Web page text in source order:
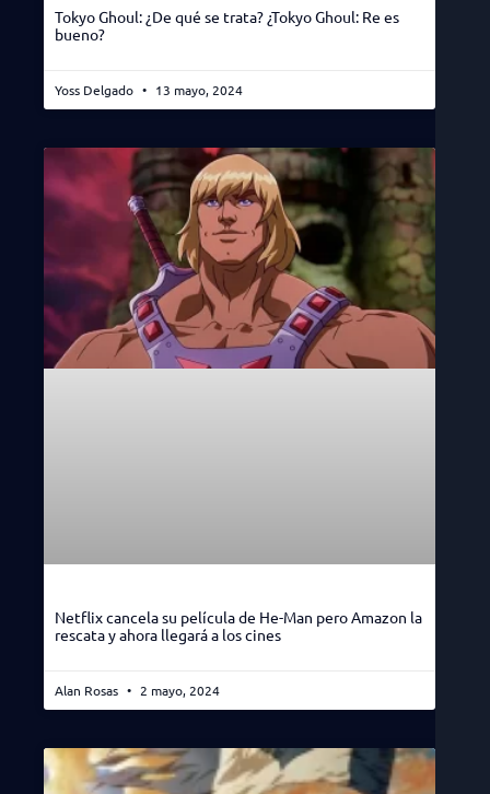
Tokyo Ghoul: ¿De qué se trata? ¿Tokyo Ghoul: Re es
bueno?
Yoss Delgado 13 mayo, 2024
Netflix cancela su película de He-Man pero Amazon la
rescata y ahora llegará a los cines
Alan Rosas 2 mayo, 2024